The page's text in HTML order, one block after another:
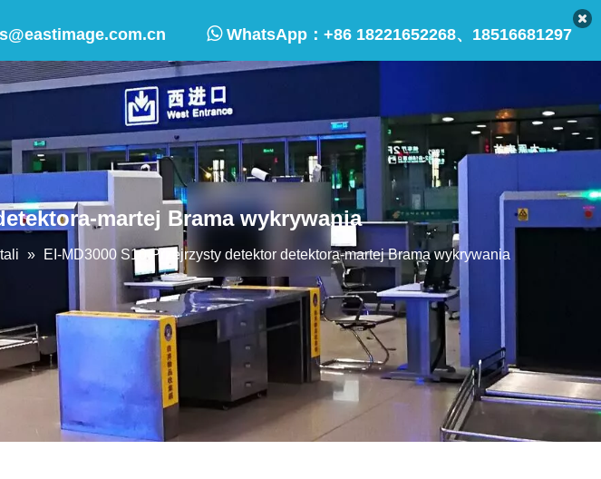
WhatsApp： +86 18221652268、18516681297
martej Brama wykrywania
» EI-MD3000 S10 Przejrzysty detektor detektora-martej Brama wykrywania